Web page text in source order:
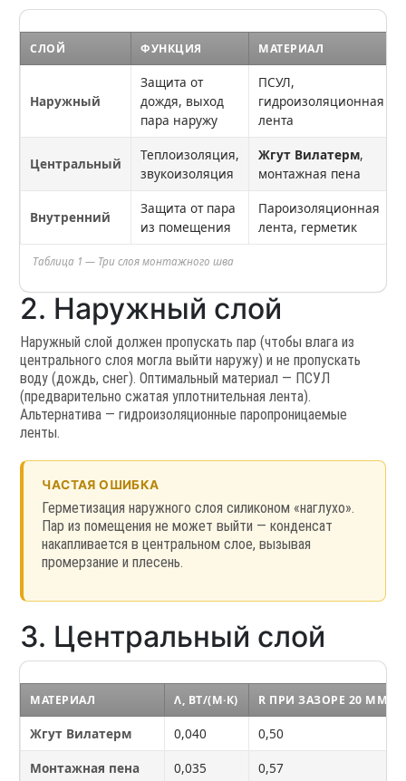
Таблица 1 — Три слоя монтажного шва
СЛОЙ ФУНКЦИЯ МАТЕРИАЛ
Наружный
Защита от
дождя, выход
пара наружу
ПСУЛ,
гидроизоляционная
лента
Центральный
Теплоизоляция,
звукоизоляция
Жгут Вилатерм,
монтажная пена
Внутренний
Защита от пара
из помещения
Пароизоляционная
лента, герметик
2. Наружный слой
Наружный слой должен пропускать пар (чтобы влага из
центрального слоя могла выйти наружу) и не пропускать
воду (дождь, снег). Оптимальный материал — ПСУЛ
(предварительно сжатая уплотнительная лента).
Альтернатива — гидроизоляционные паропроницаемые
ленты.
ЧАСТАЯ ОШИБКА
Герметизация наружного слоя силиконом «наглухо».
Пар из помещения не может выйти — конденсат
накапливается в центральном слое, вызывая
промерзание и плесень.
3. Центральный слой
МАТЕРИАЛ Λ, ВТ/(М·К) R ПРИ ЗАЗОРЕ 20 ММ
Жгут Вилатерм 0,040
0,50
Монтажная пена
0,035
0,57